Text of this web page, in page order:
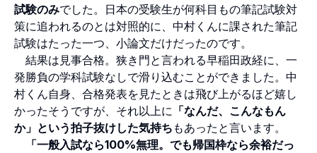
試験のみでした。日本の受験生が何科目もの筆記試験対
策に追われるのとは対照的に、中村くんに課された筆記
試験はたった一つ、小論文だけだったのです。
結果は見事合格。狭き門と言われる早稲田政経に、一
発勝負の学科試験なしで滑り込むことができました。中
村くん自身、合格発表を見たときは飛び上がるほど嬉し
かったそうですが、それ以上に 「なんだ、こんなもん
か」という拍子抜けした気持ち もあったと言います。
「一般入試なら100%無理。でも帰国枠なら余裕だっ